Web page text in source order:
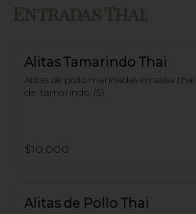
Entradas Thai.
Alitas Tamarindo Thai
Alitas de pollo marinadas en salsa thai
de  tamarindo. (5)
$10.000
Alitas de Pollo Thai